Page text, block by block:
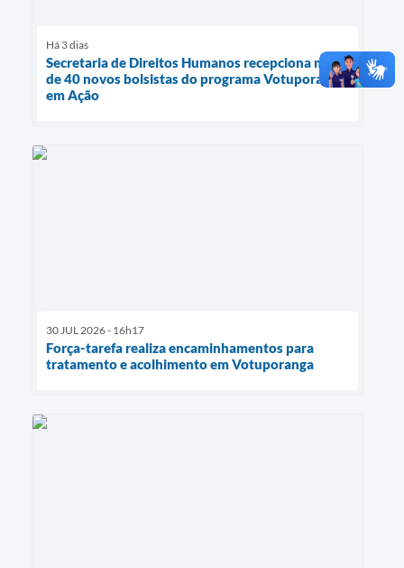
Há 3 dias
Secretaria de Direitos Humanos recepciona mais
de 40 novos bolsistas do programa Votuporanga
em Ação
30 JUL 2026 - 16h17
Força-tarefa realiza encaminhamentos para
tratamento e acolhimento em Votuporanga